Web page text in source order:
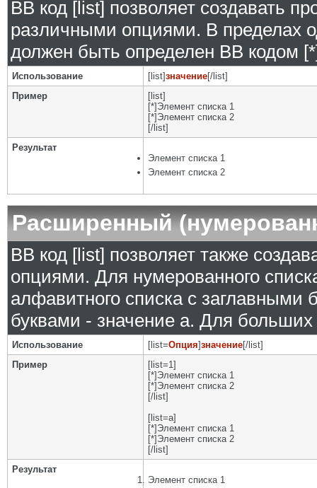
BB код [list] позволяет создавать
различными опциями. В пределах
должен быть определен BB кодом
Использование [list]значение[/list]
Пример
[list]
[*]Элемент списка 1
[*]Элемент списка 2
[/list]
Результат
Элемент списка 1
Элемент списка 2
Расширенный
BB код [list] позволяет также
опциями. Для нумерованного
алфавитного списка с
буквами - значение а. Для
Использование [list=Опция]значение[/list]
Пример
[list=1]
[*]Элемент списка 1
[*]Элемент списка 2
[/list]
[list=a]
[*]Элемент списка 1
[*]Элемент списка 2
[/list]
Результат
Элемент списка 1